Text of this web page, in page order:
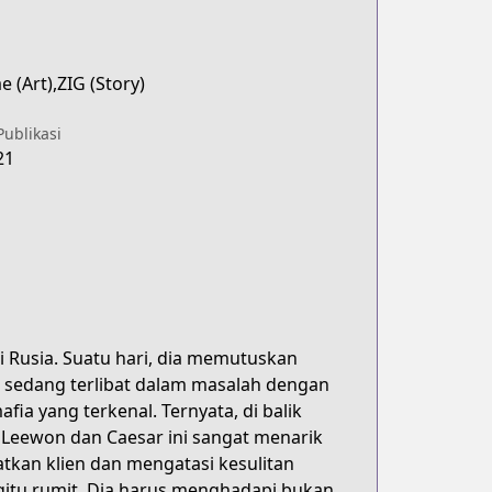
(Art),ZIG (Story)
Suatu hari, dia memutuskan
terlibat dalam masalah dengan
yang terkenal. Ternyata, di balik
dan Caesar ini sangat menarik
klien dan mengatasi kesulitan